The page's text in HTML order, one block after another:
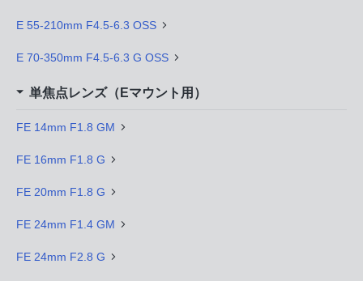
E 55-210mm F4.5-6.3 OSS
E 70-350mm F4.5-6.3 G OSS
単焦点レンズ（Eマウント用）
FE 14mm F1.8 GM
FE 16mm F1.8 G
FE 20mm F1.8 G
FE 24mm F1.4 GM
FE 24mm F2.8 G